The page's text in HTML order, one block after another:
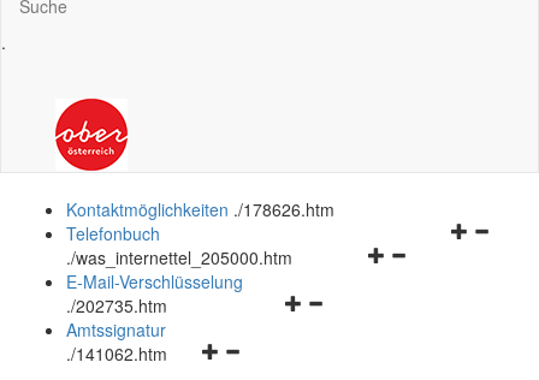
Suche
.
Kontaktmöglichkeiten ./178626.htm
Navigationsmenü
Telefonbuch
./was_internettel_205000.htm
Navigationsmenü
E-Mail-Verschlüsselung
./202735.htm
Navigationsmenü
Amtssignatur
./141062.htm